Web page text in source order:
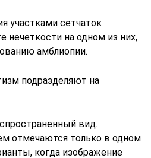
участками сетчаток
нечеткости на одном из них,
амблиопии.
подразделяют на
вид.
отмечаются только в одном
когда изображение